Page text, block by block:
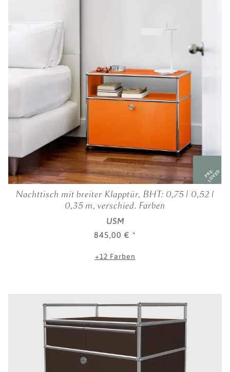
PRE-
LOVED
Nachttisch mit breiter Klapptür, BHT: 0,75 | 0,52 |
0,35 m, verschied. Farben
USM
845,00 € *
+12 Farben